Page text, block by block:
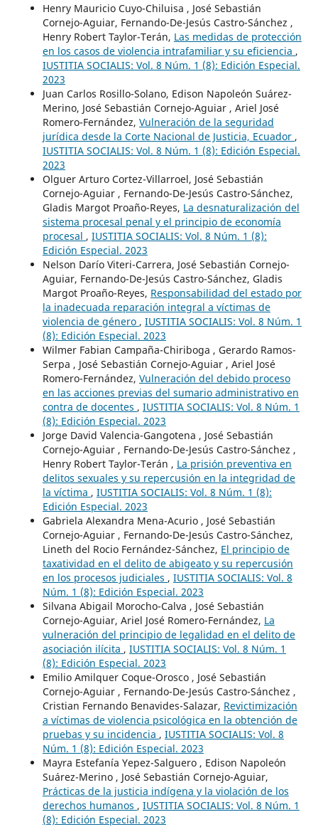
Henry Mauricio Cuyo-Chiluisa , José Sebastián
Cornejo-Aguiar, Fernando-De-Jesús Castro-Sánchez ,
Henry Robert Taylor-Terán, Las medidas de protección
en los casos de violencia intrafamiliar y su eficiencia ,
IUSTITIA SOCIALIS: Vol. 8 Núm. 1 (8): Edición Especial.
2023
Juan Carlos Rosillo-Solano, Edison Napoleón Suárez-
Merino, José Sebastián Cornejo-Aguiar , Ariel José
Romero-Fernández, Vulneración de la seguridad
jurídica desde la Corte Nacional de Justicia, Ecuador ,
IUSTITIA SOCIALIS: Vol. 8 Núm. 1 (8): Edición Especial.
2023
Olguer Arturo Cortez-Villarroel, José Sebastián
Cornejo-Aguiar , Fernando-De-Jesús Castro-Sánchez,
Gladis Margot Proaño-Reyes, La desnaturalización del
sistema procesal penal y el principio de economía
procesal , IUSTITIA SOCIALIS: Vol. 8 Núm. 1 (8):
Edición Especial. 2023
Nelson Darío Viteri-Carrera, José Sebastián Cornejo-
Aguiar, Fernando-De-Jesús Castro-Sánchez, Gladis
Margot Proaño-Reyes, Responsabilidad del estado por
la inadecuada reparación integral a víctimas de
violencia de género , IUSTITIA SOCIALIS: Vol. 8 Núm. 1
(8): Edición Especial. 2023
Wilmer Fabian Campaña-Chiriboga , Gerardo Ramos-
Serpa , José Sebastián Cornejo-Aguiar , Ariel José
Romero-Fernández, Vulneración del debido proceso
en las acciones previas del sumario administrativo en
contra de docentes , IUSTITIA SOCIALIS: Vol. 8 Núm. 1
(8): Edición Especial. 2023
Jorge David Valencia-Gangotena , José Sebastián
Cornejo-Aguiar , Fernando-De-Jesús Castro-Sánchez ,
Henry Robert Taylor-Terán , La prisión preventiva en
delitos sexuales y su repercusión en la integridad de
la víctima , IUSTITIA SOCIALIS: Vol. 8 Núm. 1 (8):
Edición Especial. 2023
Gabriela Alexandra Mena-Acurio , José Sebastián
Cornejo-Aguiar , Fernando-De-Jesús Castro-Sánchez,
Lineth del Rocio Fernández-Sánchez, El principio de
taxatividad en el delito de abigeato y su repercusión
en los procesos judiciales , IUSTITIA SOCIALIS: Vol. 8
Núm. 1 (8): Edición Especial. 2023
Silvana Abigail Morocho-Calva , José Sebastián
Cornejo-Aguiar, Ariel José Romero-Fernández, La
vulneración del principio de legalidad en el delito de
asociación ilícita , IUSTITIA SOCIALIS: Vol. 8 Núm. 1
(8): Edición Especial. 2023
Emilio Amilquer Coque-Orosco , José Sebastián
Cornejo-Aguiar , Fernando-De-Jesús Castro-Sánchez ,
Cristian Fernando Benavides-Salazar, Revictimización
a víctimas de violencia psicológica en la obtención de
pruebas y su incidencia , IUSTITIA SOCIALIS: Vol. 8
Núm. 1 (8): Edición Especial. 2023
Mayra Estefanía Yepez-Salguero , Edison Napoleón
Suárez-Merino , José Sebastián Cornejo-Aguiar,
Prácticas de la justicia indígena y la violación de los
derechos humanos , IUSTITIA SOCIALIS: Vol. 8 Núm. 1
(8): Edición Especial. 2023